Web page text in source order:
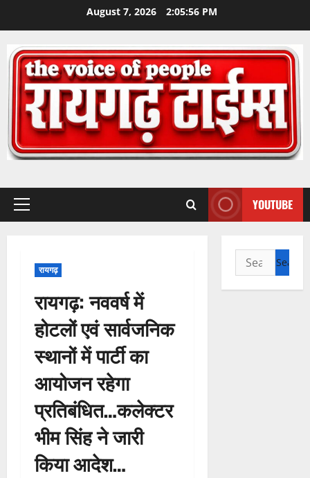
August 7, 2026 2:05:57 PM
Primary
YOUTUBE
रायगढ़
रायगढ़: नववर्ष में
होटलों एवं सार्वजनिक
स्थानों में पार्टी का
आयोजन रहेगा
प्रतिबंधित…कलेक्टर
भीम सिंह ने जारी
किया आदेश…
Search
for: